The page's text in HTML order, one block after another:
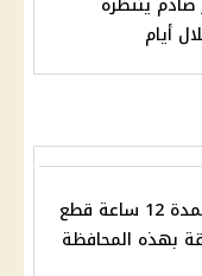
أيام
املوا الجراكن بسرعه .. لمدة 12 ساعة قطع
عن 14 منطقة بهذه المحافظة